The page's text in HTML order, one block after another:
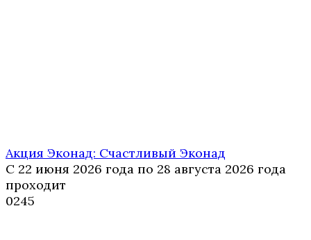
Акция Эконад: Счастливый Эконад
С 22 июня 2026 года по 28 августа 2026 года
проходит
0245